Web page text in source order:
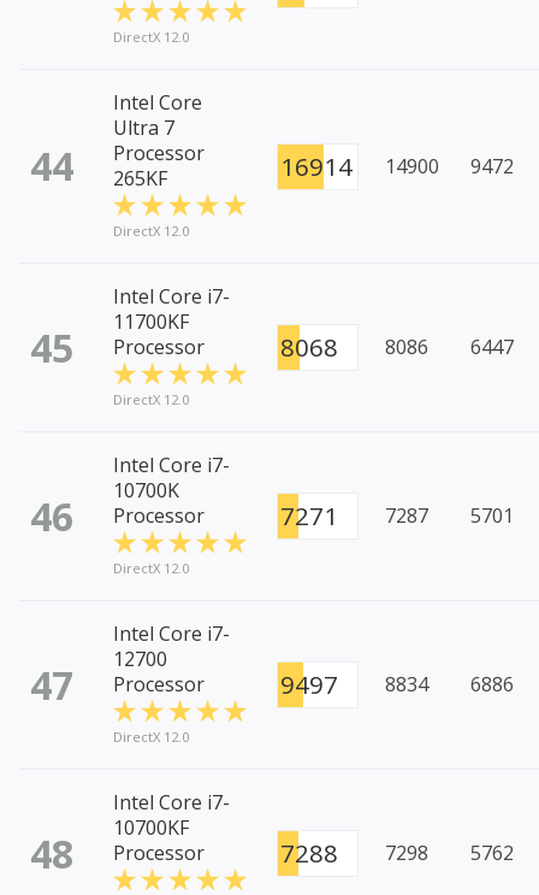
DirectX 12.0
44
Intel Core
Ultra 7
Processor
265KF
DirectX 12.0
16914 14900 9472
45
Intel Core i7-
11700KF
Processor
DirectX 12.0
8068 8086 6447
46
Intel Core i7-
10700K
Processor
DirectX 12.0
7271 7287 5701
47
Intel Core i7-
12700
Processor
DirectX 12.0
9497 8834 6886
48
Intel Core i7-
10700KF
Processor
7288 7298 5762